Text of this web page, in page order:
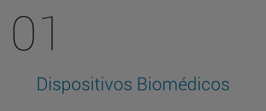
01
Dispositivos Biomédicos